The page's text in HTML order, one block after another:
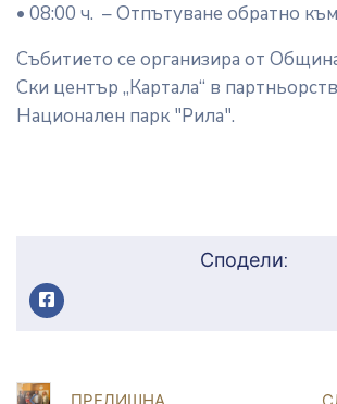
• 08:00 ч. – Отпътуване обратно
Събитието се организира от
Ски център „Картала“ в
Национален парк "Рила".
Сподели: